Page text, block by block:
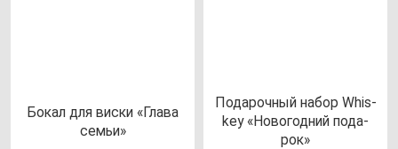
Бокал для вис­ки «Гла­ва
cемьи»
Пода­роч­ный на­бор Whis­
key «Ново­год­ний по­да­
рок»